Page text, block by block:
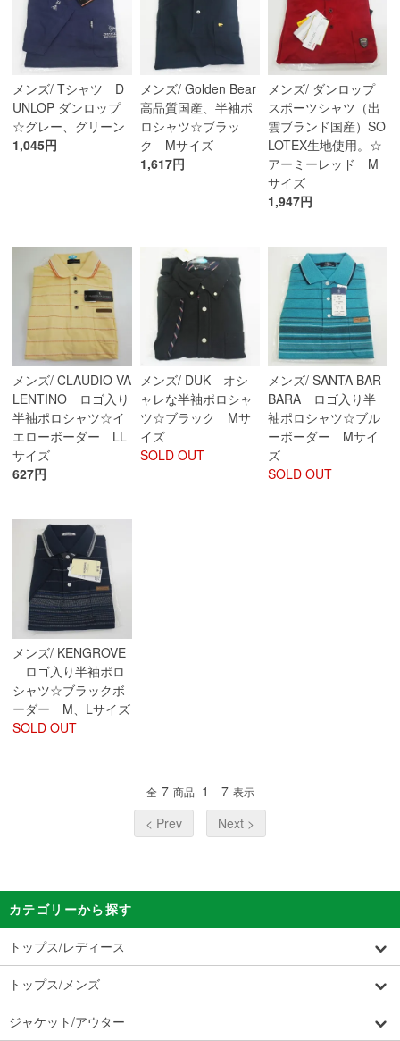
メンズ/ Tシャツ D
UNLOP ダンロップ
☆グレー、グリーン
1,045円
メンズ/ Golden Bear
高品質国産、半袖ポ
ロシャツ☆ブラッ
ク Mサイズ
1,617円
メンズ/ ダンロップ
スポーツシャツ（出
雲ブランド国産）SO
LOTEX生地使用。☆
アーミーレッド M
サイズ
1,947円
メンズ/ CLAUDIO VA
LENTINO ロゴ入り
半袖ポロシャツ☆イ
エローボーダー LL
サイズ
627円
メンズ/ DUK オシ
ャレな半袖ポロシャ
ツ☆ブラック Mサ
イズ
SOLD OUT
メンズ/ SANTA BAR
BARA ロゴ入り半
袖ポロシャツ☆ブル
ーボーダー Mサイ
ズ
SOLD OUT
メンズ/ KENGROVE
ロゴ入り半袖ポロ
シャツ☆ブラックボ
ーダー M、Lサイズ
SOLD OUT
全 7 商品 1 - 7 表示
< Prev Next >
カテゴリーから探す
トップス/レディース
トップス/メンズ
ジャケット/アウター